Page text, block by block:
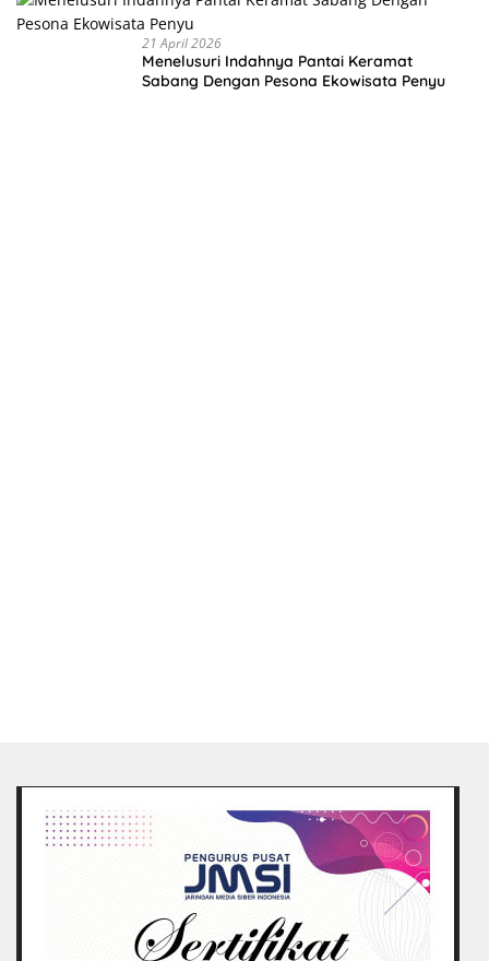
21 April 2026
Menelusuri Indahnya Pantai Keramat
Sabang Dengan Pesona Ekowisata Penyu